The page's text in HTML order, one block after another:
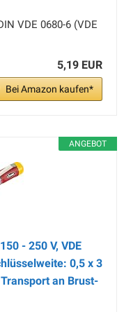
VDE 0680-6 (VDE
5,19 EUR
Bei Amazon kaufen*
ANGEBOT
- 250 V, VDE
0,5 x 3
an Brust-